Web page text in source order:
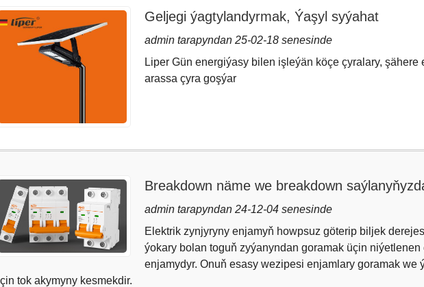
Geljegi ýagtylandyrmak, Ýaşyl syýahat
admin tarapyndan 25-02-18 senesinde
Liper Gün energiýasy bilen işleýän köçe çyralary, şähere
arassa çyra goşýar
Breakdown näme we breakdown
bermeli?
admin tarapyndan 24-12-04 senesinde
Elektrik zynjyryny enjamyň howpsuz göterip biljek
ýokary bolan toguň zyýanyndan goramak üçin
enjamydyr. Onuň esasy wezipesi enjamlary goramak we
tok akymyny kesmekdir.